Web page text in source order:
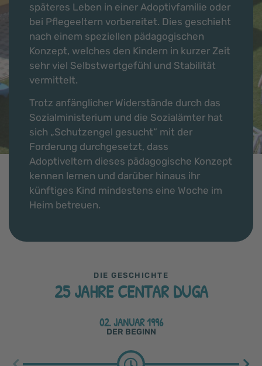
späteres Leben in einer Adoptivfamilie oder
bei Pflegeeltern vorbereitet. Dies geschieht
nach einem speziellen pädagogischen
Konzept, welches den Kindern in kurzer Zeit
sehr viel Selbstwertgefühl und Stabilität
vermittelt.
Trotz anfänglicher Widerstände durch das
Sozialministerium und die Sozialämter hat
sich „Schutzengel gesucht“ mit der
Forderung durchgesetzt, dass
Adoptiveltern dieses pädagogische Konzept
kennen lernen und darüber hinaus ihr
künftiges Kind mindestens eine Woche im
Heim betreuen.
DIE GESCHICHTE
25 JAHRE CENTAR DUGA
02. JANUAR 1996
DER BEGINN